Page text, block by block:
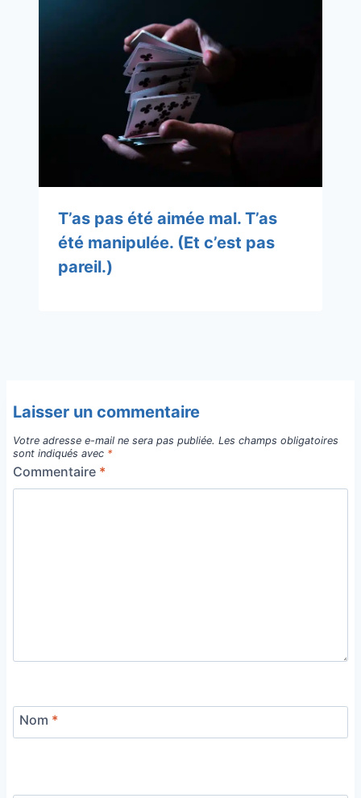
T’as pas été aimée mal. T’as
été manipulée. (Et c’est pas
pareil.)
Laisser un commentaire
Votre adresse e-mail ne sera pas publiée. Les champs obligatoires
sont indiqués avec *
Commentaire *
Nom *